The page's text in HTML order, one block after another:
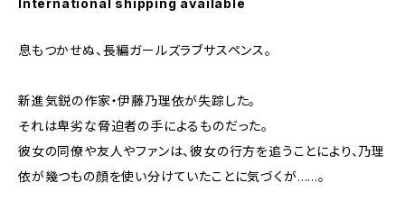
International shipping available
息もつかせぬ、長編ガールズラブサスペンス。
新進気鋭の作家・伊藤乃理依が失踪した。
それは卑劣な脅迫者の手によるものだった。
彼女の同僚や友人やファンは、彼女の行方を追うことにより、乃理
依が幾つもの顔を使い分けていたことに気づくが……。